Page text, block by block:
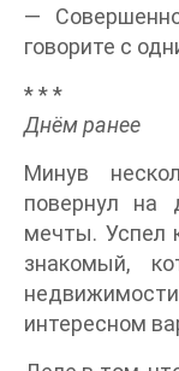
—
говорите с
* * *
Днём ранее
Минув
повернул на
мечты. Успел
знакомый,
интересном